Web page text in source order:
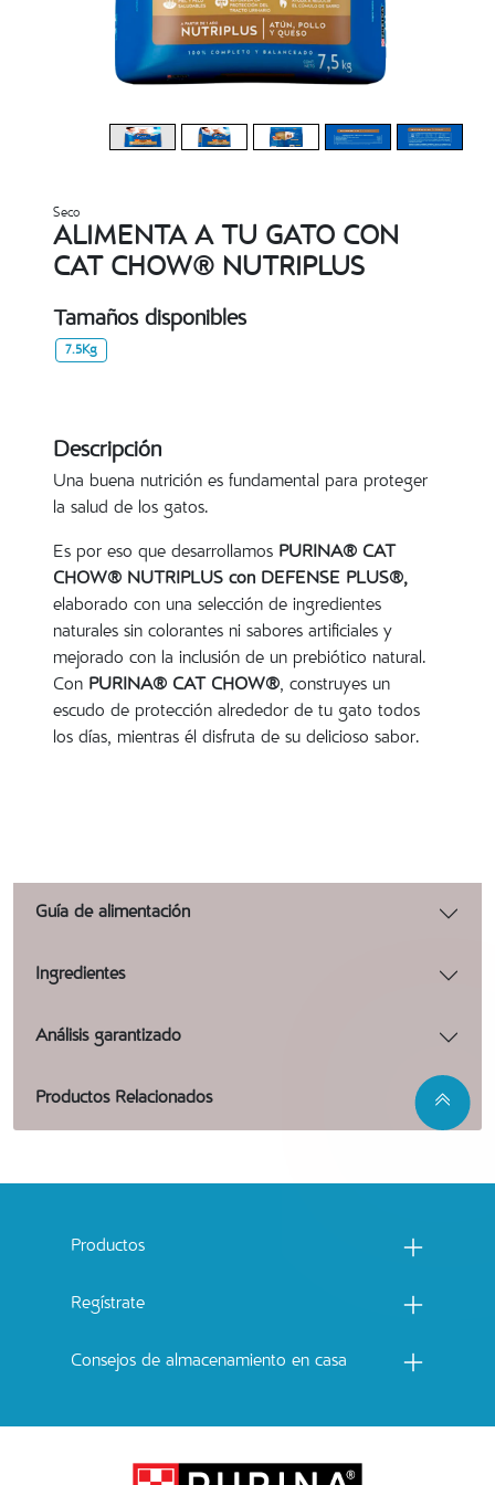
Seco
ALIMENTA A TU GATO CON
CAT CHOW® NUTRIPLUS
Tamaños disponibles
7.5Kg
Descripción
Una buena nutrición es fundamental para proteger
la salud de los gatos.
Es por eso que desarrollamos PURINA® CAT
CHOW® NUTRIPLUS con DEFENSE PLUS®,
elaborado con una selección de ingredientes
naturales sin colorantes ni sabores artificiales y
mejorado con la inclusión de un prebiótico natural.
Con PURINA® CAT CHOW®, construyes un
escudo de protección alrededor de tu gato todos
los días, mientras él disfruta de su delicioso sabor.
Guía de alimentación
Ingredientes
Análisis garantizado
Productos Relacionados
Productos
Regístrate
Consejos de almacenamiento en casa